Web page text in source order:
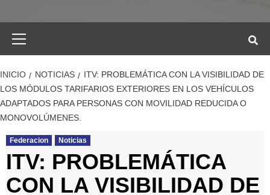
INICIO NOTICIAS
ITV: PROBLEMÁTICA CON LA VISIBILIDAD DE
LOS MÓDULOS TARIFARIOS EXTERIORES EN LOS VEHÍCULOS
ADAPTADOS PARA PERSONAS CON MOVILIDAD REDUCIDA O
MONOVOLÚMENES.
Federacion Noticias
ITV: PROBLEMÁTICA
CON LA VISIBILIDAD DE